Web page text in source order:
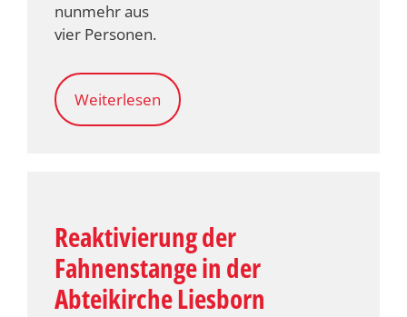
nunmehr aus
vier Personen.
Weiterlesen
Reaktivierung der
Fahnenstange in der
Abteikirche Liesborn